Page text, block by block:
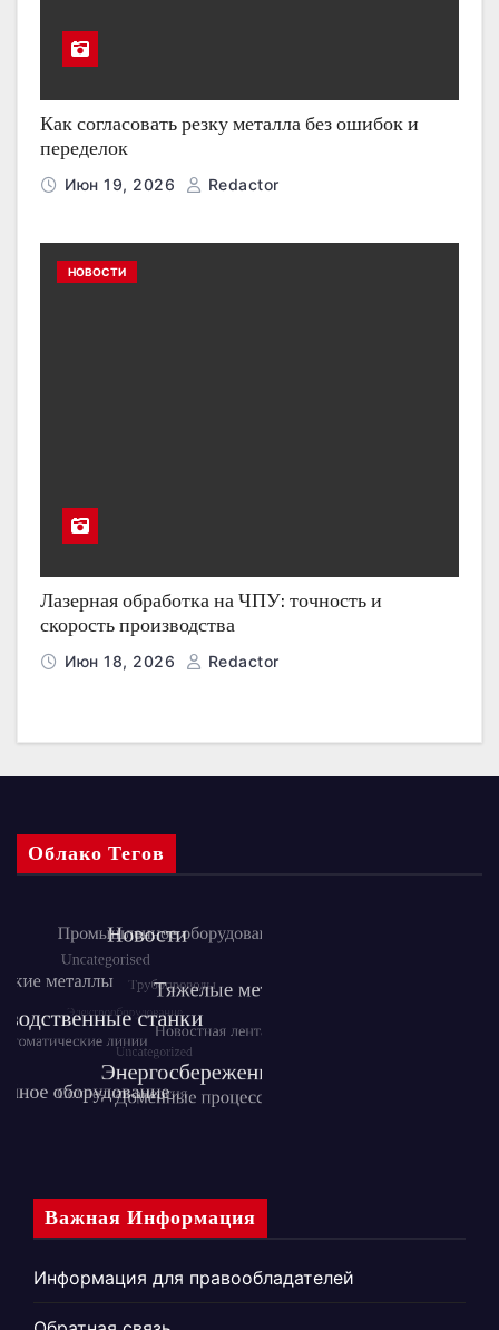
Как согласовать резку металла без ошибок и
переделок
Июн 19, 2026 Redactor
НОВОСТИ
Лазерная обработка на ЧПУ: точность и
скорость производства
Июн 18, 2026 Redactor
Облако Тегов
Важная Информация
Информация для правообладателей